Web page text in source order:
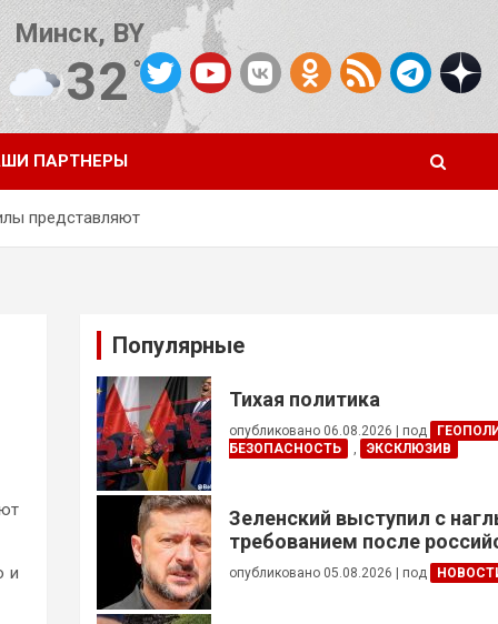
Минск, BY
32°C
от OpenWeatherMap
ПАРТНЕРЫ
представляют
и
Популярные
Тихая политика
опубликовано 06.08.2026 под
БЕЗОПАСНОСТЬ
, ЭКСКЛЮЗИВ
Зеленский выступил с
требованием после
опубликовано 05.08.2026 под